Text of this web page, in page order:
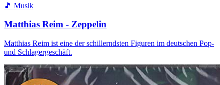
🎵 Musik
Matthias Reim - Zeppelin
Matthias Reim ist eine der schillerndsten Figuren im deutschen Pop-
und Schlagergeschäft.